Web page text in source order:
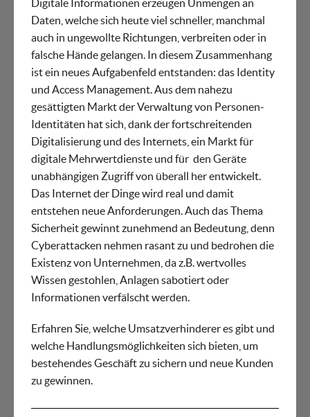
Digitale Informationen erzeugen Unmengen an
Daten, welche sich heute viel schneller, manchmal
auch in ungewollte Richtungen, verbreiten oder in
falsche Hände gelangen. In diesem Zusammenhang
ist ein neues Aufgabenfeld entstanden: das Identity
und Access Management. Aus dem nahezu
gesättigten Markt der Verwaltung von Personen-
Identitäten hat sich, dank der fortschreitenden
Digitalisierung und des Internets, ein Markt für
digitale Mehrwertdienste und für den Geräte
unabhängigen Zugriff von überall her entwickelt.
Das Internet der Dinge wird real und damit
entstehen neue Anforderungen. Auch das Thema
Sicherheit gewinnt zunehmend an Bedeutung, denn
Cyberattacken nehmen rasant zu und bedrohen die
Existenz von Unternehmen, da z.B. wertvolles
Wissen gestohlen, Anlagen sabotiert oder
Informationen verfälscht werden.
Erfahren Sie, welche Umsatzverhinderer es gibt und
welche Handlungsmöglichkeiten sich bieten, um
bestehendes Geschäft zu sichern und neue Kunden
zu gewinnen.